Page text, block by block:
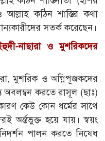
কঠিন শাস্তির কথা
সতর্ক করেছেন।
নাছারা ও মুশরিকদের
মুশরিক ও অগ্নিপূজকদের
অবলম্বন করতে রাসূল (ছাঃ)
কেউ কোন ধর্মের সাথে
অর্ন্তভুক্ত হয়ে যায়। স্বয়ং
পালন করতে নিষেধ